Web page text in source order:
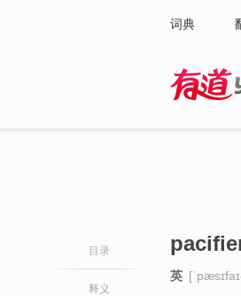
词典
目录
释义
英